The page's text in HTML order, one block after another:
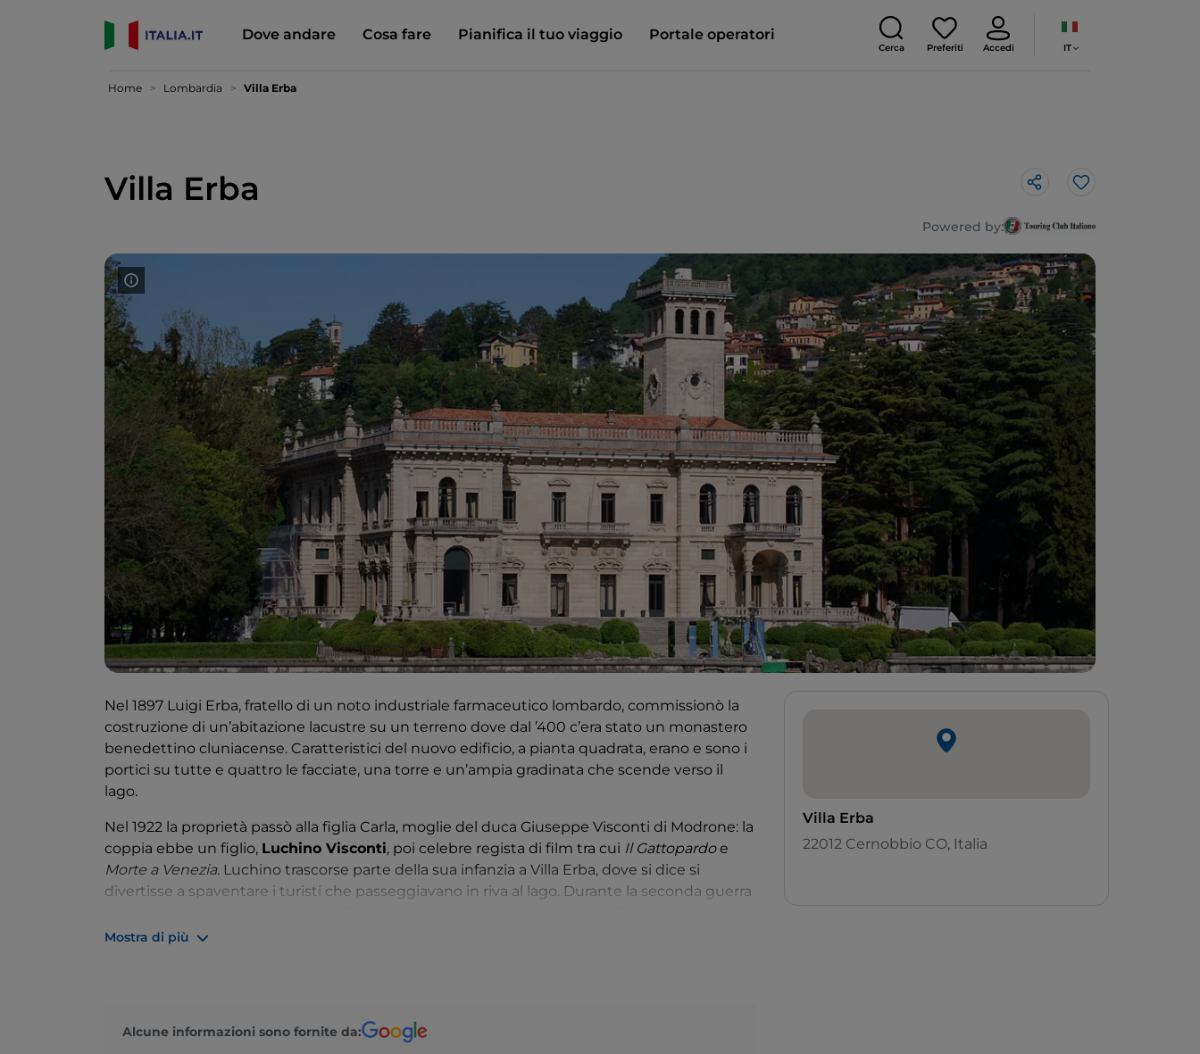
Dove andare Cosa fare Pianifica il tuo viaggio Portale operatori
Cerca Preferiti Accedi IT
Home Lombardia Villa Erba
Villa Erba Like
Powered by:
Nel 1897 Luigi Erba, fratello di un noto industriale farmaceutico lombardo, commissionò la
costruzione di un’abitazione lacustre su un terreno dove dal ’400 c’era stato un monastero
benedettino cluniacense. Caratteristici del nuovo edificio, a pianta quadrata, erano e sono i
portici su tutte e quattro le facciate, una torre e un’ampia gradinata che scende verso il
lago.
Nel 1922 la proprietà passò alla figlia Carla, moglie del duca Giuseppe Visconti di Modrone: la
coppia ebbe un figlio, Luchino Visconti, poi celebre regista di film tra cui Il Gattopardoe
Morte a Venezia. Luchino trascorse parte della sua infanzia a Villa Erba, dove si dice si
divertisse a spaventare i turisti che passeggiavano in riva al lago. Durante la seconda guerra
Oggi Villa Erba è sede di fiere,
Villa Erba si trova alle porte di Cernobbio, in Largo Luchino Visconti, lungo la Strada Regina
Mostra di più
Alcune informazioni sono fornite da:
Villa Erba
22012 Cernobbio CO, Italia